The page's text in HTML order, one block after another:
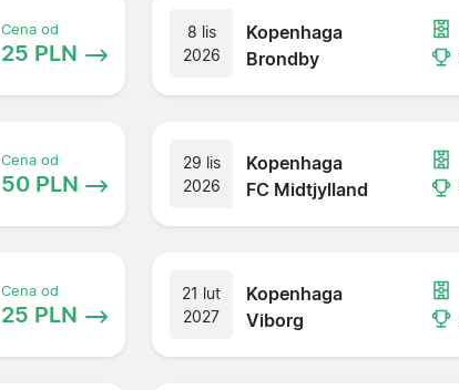
Cena od
25 PLN
Cena od
50 PLN
Cena od
25 PLN
8 lis
2026
Kopenhaga
Brondby
29 lis
2026
Kopenhaga
FC Midtjylland
21 lut
2027
Kopenhaga
Viborg